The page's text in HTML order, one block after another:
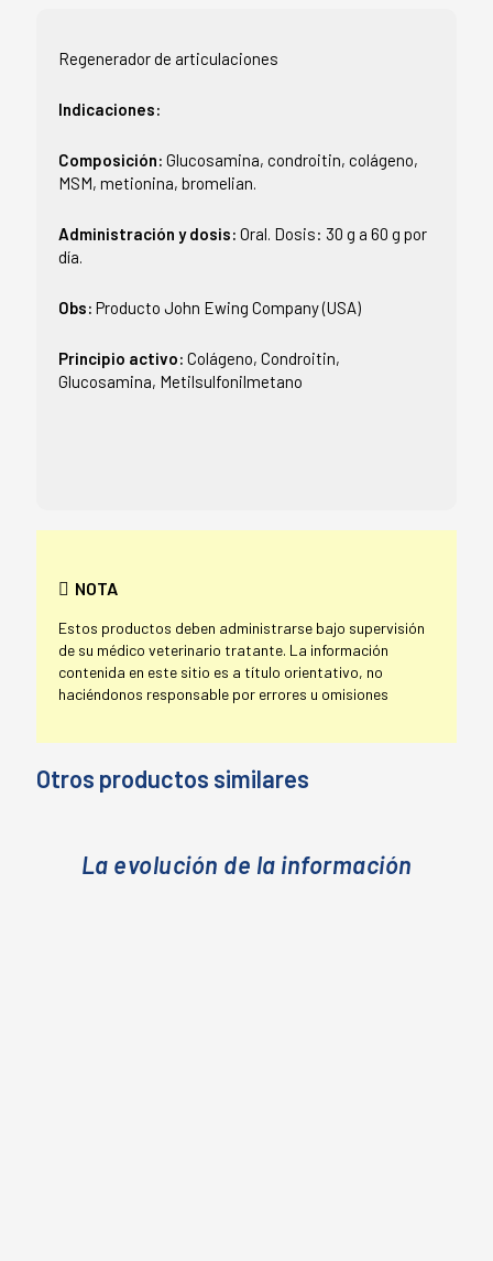
Regenerador de articulaciones
Indicaciones:
Composición: Glucosamina, condroitin, colágeno,
MSM, metionina, bromelian.
Administración y dosis: Oral. Dosis: 30 g a 60 g por
día.
Obs: Producto John Ewing Company (USA)
Principio activo: Colágeno, Condroitin,
Glucosamina, Metilsulfonilmetano
NOTA
Estos productos deben administrarse bajo supervisión
de su médico veterinario tratante. La información
contenida en este sitio es a título orientativo, no
haciéndonos responsable por errores u omisiones
Otros productos similares
La evolución de la información